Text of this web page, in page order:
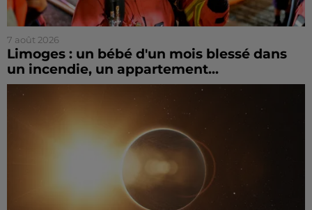
7 août 2026
Limoges : un bébé d'un mois blessé dans
un incendie, un appartement...